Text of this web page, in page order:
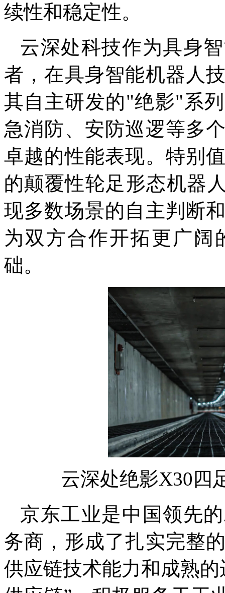
续性和稳定性。
云深处科技作为具身
者，在具身智能机器人
其自主研发的"绝影"系
急消防、安防巡逻等多
卓越的性能表现。特别
的颠覆性轮足形态机器
现多数场景的自主判断
为双方合作开拓更广阔
础。
云深处绝影X30四
京东工业是中国领先
务商，形成了扎实完整
供应链技术能力和成熟